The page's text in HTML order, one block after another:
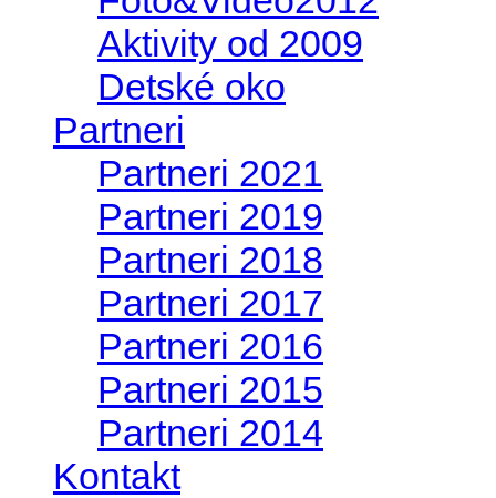
Aktivity od 2009
Detské oko
Partneri
Partneri 2021
Partneri 2019
Partneri 2018
Partneri 2017
Partneri 2016
Partneri 2015
Partneri 2014
Kontakt